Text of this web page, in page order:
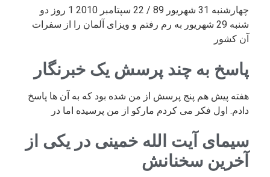
چهارشنبه 31 شهریور 89 / 22 سپتامبر 2010 1 روز دو
شنبه 29 شهریور به رم رفتم و ویزای آلمان را از سفرات
آن کشور
پاسخ به چند پرسش یک خبرنگار
هفته پیش هم پنج پرسش از من شده بود که به آن ها پاسخ
دادم. اول فکر می کردم مارکو از من پرسیده اما در
سیمای آیت الله خمینی در یکی از
آخرین سخنانش